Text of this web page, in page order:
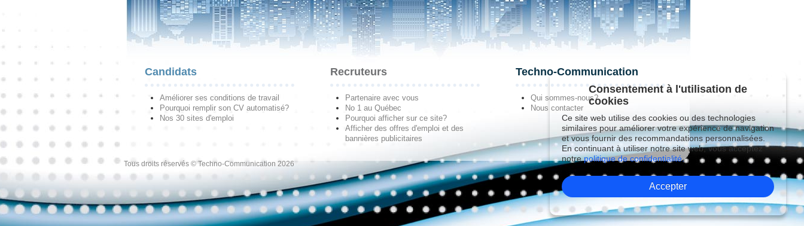
Candidats
Améliorer ses conditions de travail
Pourquoi remplir son CV automatisé?
Nos 30 sites d'emploi
Recruteurs
Partenaire avec vous
No 1 au Québec
Pourquoi afficher sur ce site?
Afficher des offres d'emploi et des
bannières publicitaires
Techno-Communication
Qui sommes-nous?
Nous contacter
Tous droits réservés © Techno-Communication 2026
Consentement à l'utilisation de
cookies
Ce site web utilise des cookies ou des technologies
similaires pour améliorer votre expérience de navigation
et vous fournir des recommandations personnalisées.
En continuant à utiliser notre site web, vous acceptez
notrepolitique de confidentialité.
Accepter